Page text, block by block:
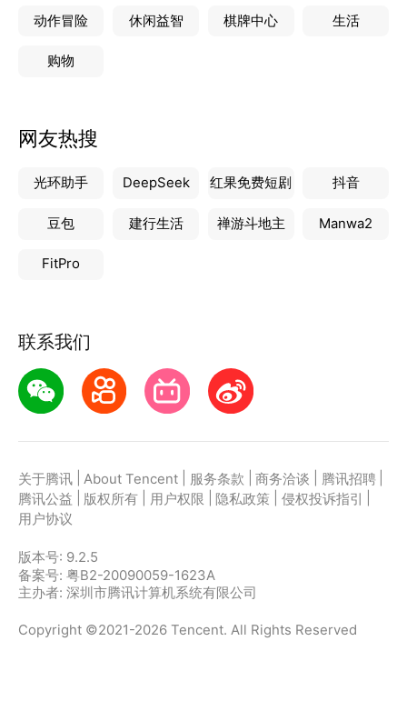
动作冒险 休闲益智 棋牌中心 生活
购物
网友热搜
光环助手 DeepSeek 红果免费短剧 抖音
豆包 建行生活 禅游斗地主 Manwa2
FitPro
联系我们
关于腾讯 About Tencent 服务条款 商务洽谈 腾讯招聘
腾讯公益
版权所有 用户权限 隐私政策 侵权投诉指引
用户协议
版本号: 9.2.5
备案号: 粤B2-20090059-1623A
主办者: 深圳市腾讯计算机系统有限公司
Copyright ©2021-2026 Tencent. All Rights Reserved